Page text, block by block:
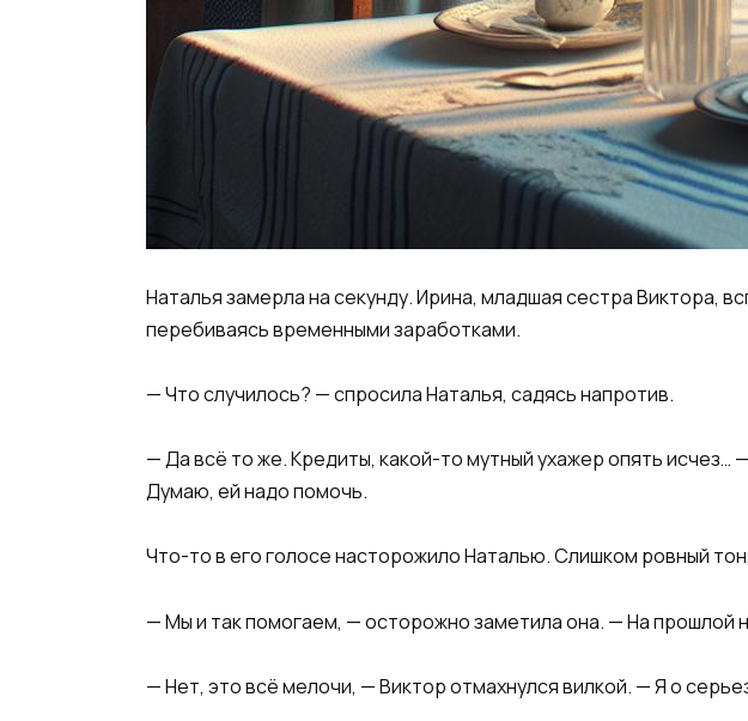
​Наталья замерла на секунду. Ирина, младшая сестра Виктора,
перебиваясь временными заработками.​
​— Что случилось? — спросила Наталья, садясь напротив.​
​— Да всё то же. Кредиты, какой-то мутный ухажер опять
Думаю, ей надо помочь.​
​Что-то в его голосе насторожило Наталью. Слишком ровный
​— Мы и так помогаем, — осторожно заметила она. — На прошлой
​— Нет, это всё мелочи, — Виктор отмахнулся вилкой. — Я о